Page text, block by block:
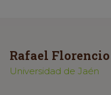
Rafael
Universidad de Jaén